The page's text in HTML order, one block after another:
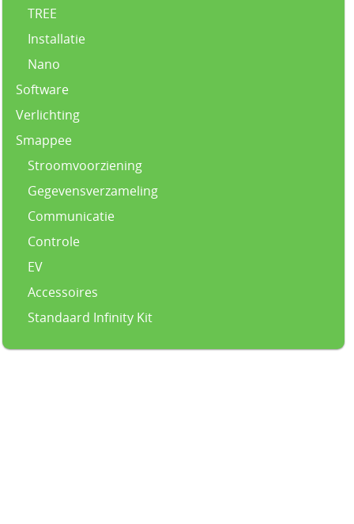
TREE
Installatie
Nano
Software
Verlichting
Smappee
Stroomvoorziening
Gegevensverzameling
Communicatie
Controle
EV
Accessoires
Standaard Infinity Kit